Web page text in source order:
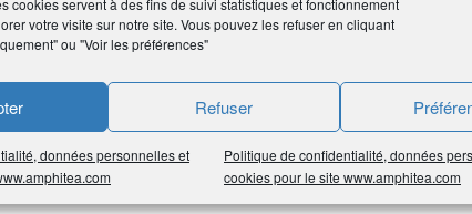
cookies servent à des fins de suivi statistiques et fonctionnement
votre visite sur notre site. Vous pouvez les refuser en cliquant
ou "Voir les préférences"
Refuser
données personnelles et
Politique de confidentialité, données
cookies pour le site www.amphitea.com
: Livret A, Livret de développement durable
bancaires… Il y a évidemment les actions, les
en direct ou par l’intermédiaire des fonds (OPC,
disponibles.
Certains placements sont assortis d’avantages
d’un plan ou d’un contrat : assurance vie, Plan